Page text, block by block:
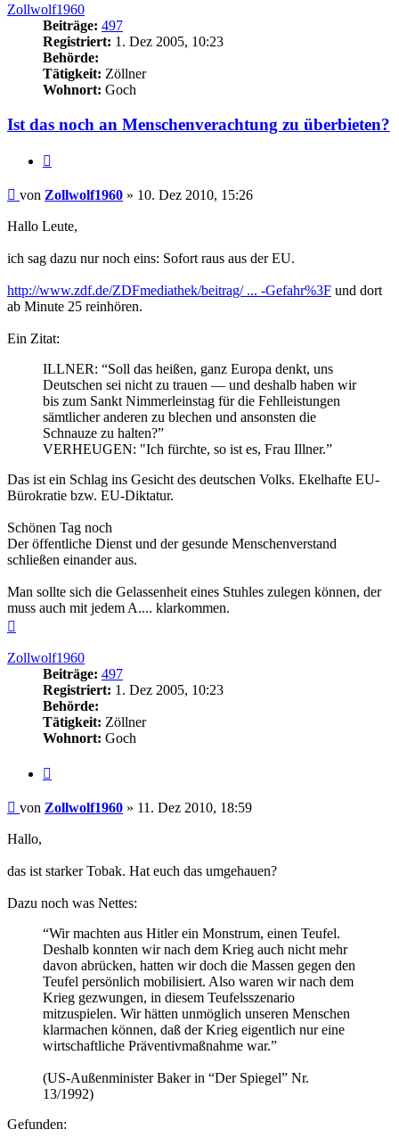
Zollwolf1960
Beiträge: 497
Registriert: 1. Dez 2005, 10:23
Behörde:
Tätigkeit: Zöllner
Wohnort: Goch
Ist das noch an Menschenverachtung zu überbieten?
Beitrag
von Zollwolf1960 » 10. Dez 2010, 15:26
Hallo Leute,
ich sag dazu nur noch eins: Sofort raus aus der EU.
http://www.zdf.de/ZDFmediathek/beitrag/ ... -Gefahr%3F und dort
ab Minute 25 reinhören.
Ein Zitat:
ILLNER: “Soll das heißen, ganz Europa denkt, uns
Deutschen sei nicht zu trauen — und deshalb haben wir
bis zum Sankt Nimmerleinstag für die Fehlleistungen
sämtlicher anderen zu blechen und ansonsten die
Schnauze zu halten?”
VERHEUGEN: "Ich fürchte, so ist es, Frau Illner.”
Das ist ein Schlag ins Gesicht des deutschen Volks. Ekelhafte EU-
Bürokratie bzw. EU-Diktatur.
Schönen Tag noch
Der öffentliche Dienst und der gesunde Menschenverstand
schließen einander aus.
Man sollte sich die Gelassenheit eines Stuhles zulegen können, der
muss auch mit jedem A.... klarkommen.
Zollwolf1960
Beiträge: 497
Registriert: 1. Dez 2005, 10:23
Behörde:
Tätigkeit: Zöllner
Wohnort: Goch
Beitrag
von Zollwolf1960 » 11. Dez 2010, 18:59
Hallo,
das ist starker Tobak. Hat euch das umgehauen?
Dazu noch was Nettes:
“Wir machten aus Hitler ein Monstrum, einen Teufel.
Deshalb konnten wir nach dem Krieg auch nicht mehr
davon abrücken, hatten wir doch die Massen gegen den
Teufel persönlich mobilisiert. Also waren wir nach dem
Krieg gezwungen, in diesem Teufelsszenario
mitzuspielen. Wir hätten unmöglich unseren Menschen
klarmachen können, daß der Krieg eigentlich nur eine
wirtschaftliche Präventivmaßnahme war.”
(US-Außenminister Baker in “Der Spiegel” Nr.
13/1992)
Gefunden: